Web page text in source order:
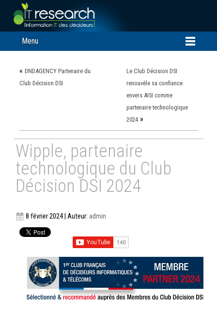
Menu
« DNDAGENCY Partenaire du
Club Décision DSI
Le Club Décision DSI
renouvèle sa confiance
envers AISI comme
partenaire technologique
2024»
Wipple, partenaire
technologique du Club
Décision DSI 2024
8 février 2024 | Auteur:admin